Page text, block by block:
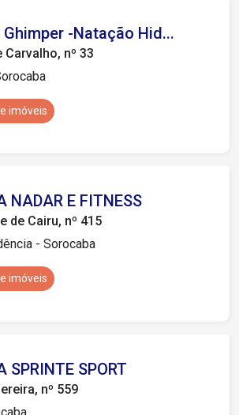
-Natação Hid...
Carvalho, nº 33
imóveis
NADAR E FITNESS
de Cairu, nº 415
- Sorocaba
imóveis
SPRINTE SPORT
nº 559